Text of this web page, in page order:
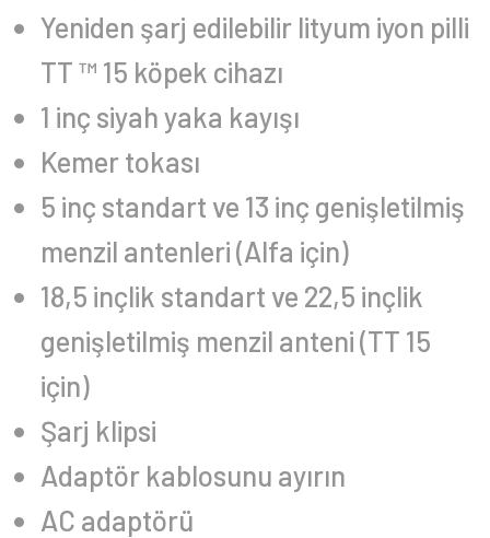
Yeniden şarj edilebilir lityum iyon pilli
TT ™ 15 köpek cihazı
1 inç siyah yaka kayışı
Kemer tokası
5 inç standart ve 13 inç genişletilmiş
menzil antenleri (Alfa için)
18,5 inçlik standart ve 22,5 inçlik
genişletilmiş menzil anteni (TT 15
için)
Şarj klipsi
Adaptör kablosunu ayırın
AC adaptörü